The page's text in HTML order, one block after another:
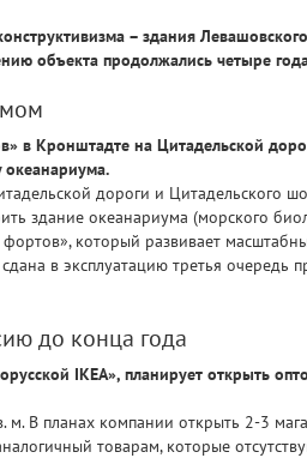
– здания
объекта продолжались четыре
в Кронштадте на Цитадельской
океанариума.
дороги и Цитадельского
здание океанариума (морского
который развивает
в эксплуатацию третья очередь
до конца года
IKEA», планирует открыть
м. В планах компании открыть 2-3
товарам, которые